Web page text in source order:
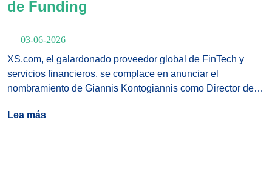
de Funding
03-06-2026
XS.com, el galardonado proveedor global de FinTech y
servicios financieros, se complace en anunciar el
nombramiento de Giannis Kontogiannis como Director de
Grupo en fortalecer su infraestructura operativa, optimizar
Lea más